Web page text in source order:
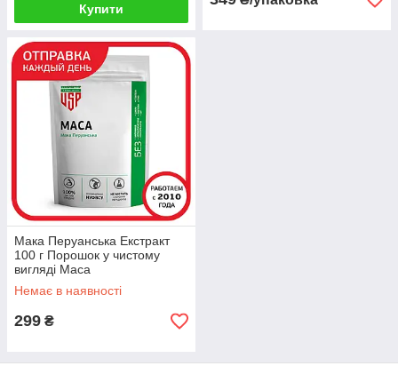
Купити
Мака Перуанська Екстракт
100 г Порошок у чистому
вигляді Maca
Немає в наявності
299 ₴